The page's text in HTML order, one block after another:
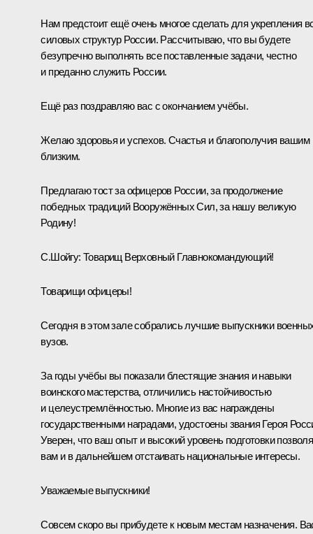
Нам предстоит ещё очень многое сделать для укрепления
силовых структур России. Рассчитываю, что вы будете
безупречно выполнять все поставленные задачи, честно
и преданно служить России.
Ещё раз поздравляю вас с окончанием учёбы.
Желаю здоровья и успехов. Счастья и благополучия вашим
близким.
Предлагаю тост за офицеров России, за продолжение
победных традиций Вооружённых Сил, за нашу великую
Родину!
С.Шойгу: Товарищ Верховный Главнокомандующий!
Товарищи офицеры!
Сегодня в этом зале собрались лучшие выпускники
вузов.
За годы учёбы вы показали блестящие знания и навыки
воинского мастерства, отличились настойчивостью
и целеустремлённостью. Многие из вас награждены
государственными наградами, удостоены звания Героя
Уверен, что ваш опыт и высокий уровень подготовки
вам и в дальнейшем отстаивать национальные интересы.
Уважаемые выпускники!
Совсем скоро вы прибудете к новым местам назначения.